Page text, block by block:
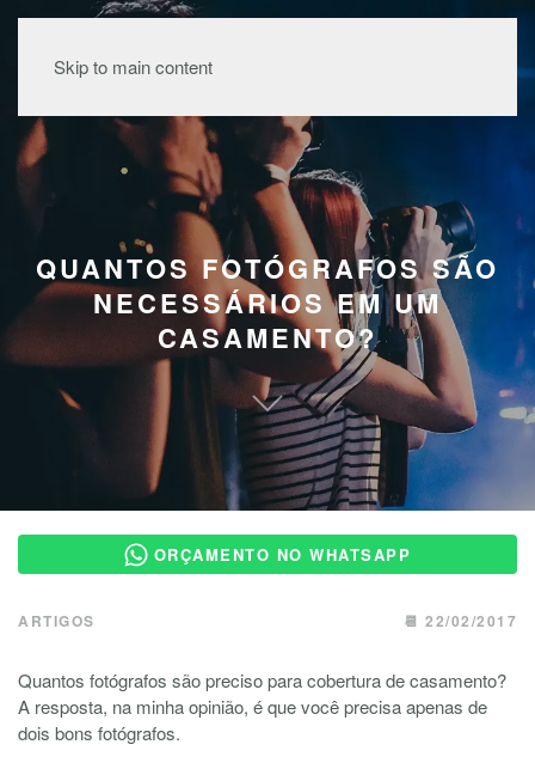
Skip to main content
QUANTOS FOTÓGRAFOS SÃO
NECESSÁRIOS EM UM
CASAMENTO?
ORÇAMENTO NO WHATSAPP
ARTIGOS 📆 22/02/2017
Quantos fotógrafos são preciso para cobertura de casamento?
A resposta, na minha opinião, é que você precisa apenas de
dois bons fotógrafos.